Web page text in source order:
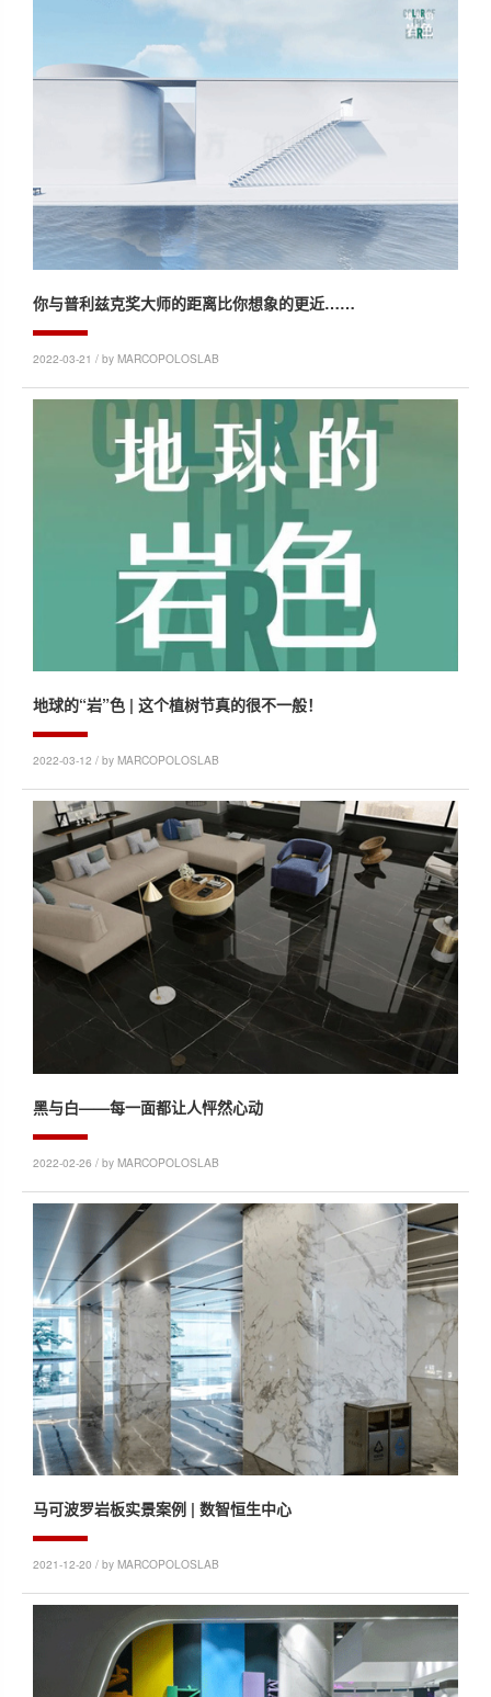
你与普利兹克奖大师的距离比你想象的更近……
2022-03-21 / by MARCOPOLOSLAB
地球的“岩”色 | 这个植树节真的很不一般！
2022-03-12 / by MARCOPOLOSLAB
黑与白——每一面都让人怦然心动
2022-02-26 / by MARCOPOLOSLAB
马可波罗岩板实景案例 | 数智恒生中心
2021-12-20 / by MARCOPOLOSLAB